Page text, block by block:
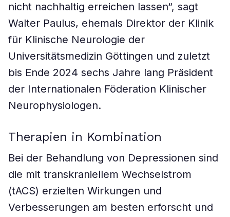
nicht nachhaltig erreichen lassen“, sagt
Walter Paulus, ehemals Direktor der Klinik
für Klinische Neurologie der
Universitätsmedizin Göttingen und zuletzt
bis Ende 2024 sechs Jahre lang Präsident
der Internationalen Föderation Klinischer
Neurophysiologen.
Therapien in Kombination
Bei der Behandlung von Depressionen sind
die mit transkraniellem Wechselstrom
(tACS) erzielten Wirkungen und
Verbesserungen am besten erforscht und